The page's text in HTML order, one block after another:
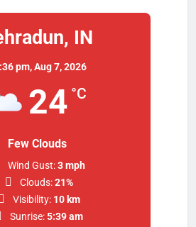
IN
pm,Aug 7, 2026
24 °C
Few Clouds
Wind Gust:3 mph
Clouds:21%
Visibility: 10 km
Sunrise:5:39 am